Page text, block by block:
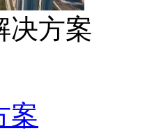
决方案
案